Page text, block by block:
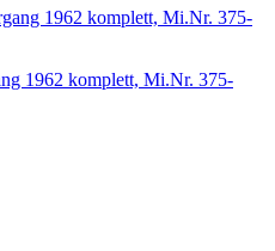
1962 komplett, Mi.Nr. 375-